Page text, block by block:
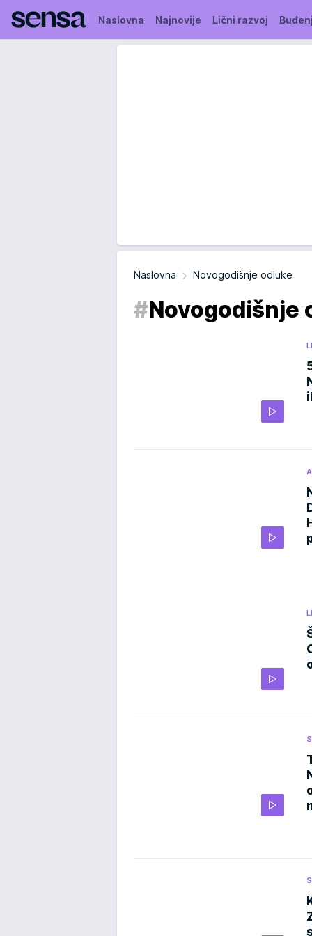
Naslovna Najnovije Lični razvoj
Naslovna Novogodišnje odluke
#Novogodišnje